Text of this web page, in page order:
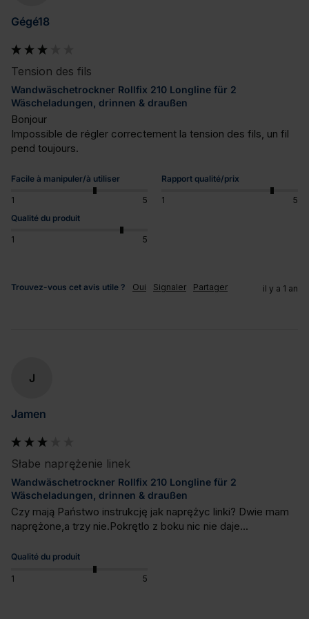
Gégé18
Tension des fils
Wandwäschetrockner Rollfix 210 Longline für 2
Wäscheladungen, drinnen & draußen
Bonjour
Impossible de régler correctement la tension des fils, un fil
pend toujours.
Facile à manipuler/à utiliser
1 5
Rapport qualité/prix
1
5
Qualité du produit
1 5
Trouvez-vous cet avis utile ? Oui Signaler Partager il y a 1 an
J
Jamen
Słabe naprężenie linek
Wandwäschetrockner Rollfix 210 Longline für 2
Wäscheladungen, drinnen & draußen
Czy mają Państwo instrukcję jak naprężyc linki? Dwie mam
naprężone,a trzy nie.Pokrętlo z boku nic nie daje...
Qualité du produit
1 5